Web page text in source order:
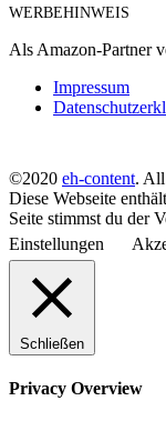
WERBEHINWEIS
Als Amazon-Partner
Impressum
©2020 eh-content. All
Diese Webseite
Seite stimmst du der
Einstellungen
Schließen
Privacy Overview